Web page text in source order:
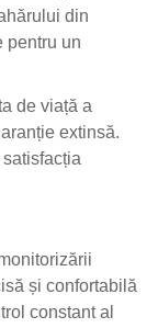
din
pentru un
de viață a
extinsă.
și confortabilă
constant al